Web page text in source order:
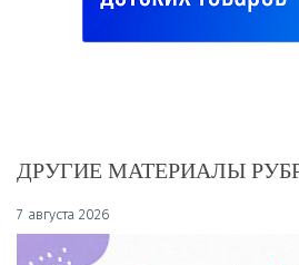
ДРУГИЕ МАТЕРИАЛЫ
7 августа 2026